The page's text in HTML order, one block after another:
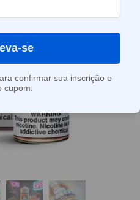
se
confirmar sua inscrição e
cupom.